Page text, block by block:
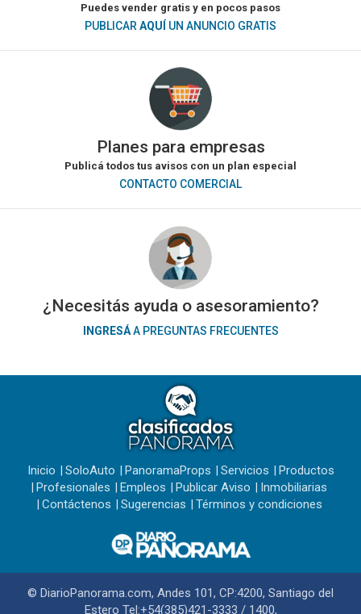
Puedes vender gratis y en pocos pasos
PUBLICARAQUÍ UN ANUNCIO GRATIS
Planes para empresas
Publicá todos tus avisos con un plan especial
CONTACTO COMERCIAL
¿Necesitás ayuda o asesoramiento?
INGRESÁA PREGUNTAS FRECUENTES
Inicio SoloAuto PanoramaProps Servicios
Productos
Profesionales
Empleos Publicar Aviso
Inmobiliarias
Contáctenos
Sugerencias Términos y condiciones
© DiarioPanorama.com, Andes 101, CP:4200, Santiago del
Estero Tel:+54(385)421-3333 / 1400,